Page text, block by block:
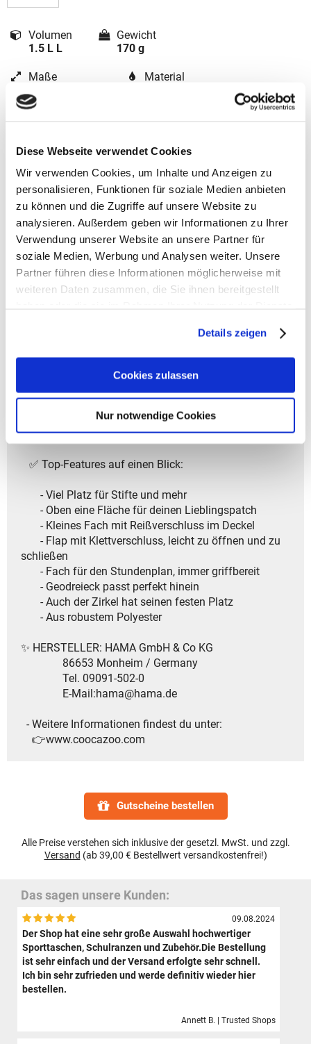
Diese Webseite verwendet Cookies
Wir verwenden Cookies, um Inhalte und Anzeigen zu
personalisieren, Funktionen für soziale Medien anbieten
zu können und die Zugriffe auf unsere Website zu
analysieren. Außerdem geben wir Informationen zu Ihrer
Verwendung unserer Website an unsere Partner für
soziale Medien, Werbung und Analysen weiter. Unsere
Partner führen diese Informationen möglicherweise mit
weiteren Daten zusammen, die Sie ihnen bereitgestellt
Details zeigen
Cookies zulassen
Nur notwendige Cookies
Volumen
1.5 L L
Gewicht
170 g
Maße
Material
Coocazoo Zubehör
Artikelbeschreibung Coocazoo Schlampermäppchen
- Volumen: ca. 1,5 l
- Größe: 6 x 24 x 11 cm (HxBxT)
✨ Dein perfektes Schlampermäppchen – clever &
organisiert! ✨
✅ Top-Features auf einen Blick:
- Viel Platz für Stifte und mehr
- Oben eine Fläche für deinen Lieblingspatch
- Kleines Fach mit Reißverschluss im Deckel
- Flap mit Klettverschluss, leicht zu öffnen und zu
schließen
- Fach für den Stundenplan, immer griffbereit
- Geodreieck passt perfekt hinein
- Auch der Zirkel hat seinen festen Platz
- Aus robustem Polyester
✨ HERSTELLER: HAMA GmbH & Co KG
86653 Monheim / Germany
Tel. 09091-502-0
E-Mail:hama@hama.de
- Weitere Informationen findest du unter:
👉www.coocazoo.com
Gutscheine bestellen
Alle Preise verstehen sich inklusive der gesetzl. MwSt. und zzgl.
Versand (ab 39,00 € Bestellwert versandkostenfrei!)
Das sagen unsere Kunden:
09.08.2024
Der Shop hat eine sehr große Auswahl hochwertiger
Sporttaschen, Schulranzen und Zubehör.Die Bestellung
ist sehr einfach und der Versand erfolgte sehr schnell.
Ich bin sehr zufrieden und werde definitiv wieder hier
bestellen.
Annett B. | Trusted Shops